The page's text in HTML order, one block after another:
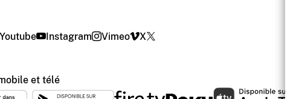
Youtube Instagram Vimeo X
et télé